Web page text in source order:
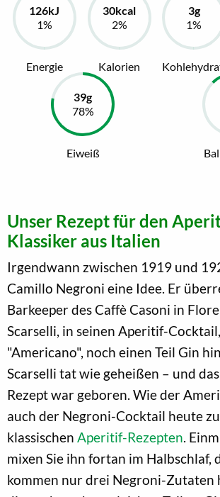
Energie Kalorien
Eiweiß
Unser Rezept für den
Klassiker aus Italien
Irgendwann zwischen 1919 und
Camillo Negroni eine Idee. Er
Barkeeper des Caffè Casoni in
Scarselli, in seinen Aperitif-
"Americano", noch einen Teil Gin
Scarselli tat wie geheißen – und
Rezept war geboren. Wie der
auch der Negroni-Cocktail heute
klassischen Aperitif-Rezepten.
mixen Sie ihn fortan im Halbschlaf,
kommen nur drei Negroni-Zutaten